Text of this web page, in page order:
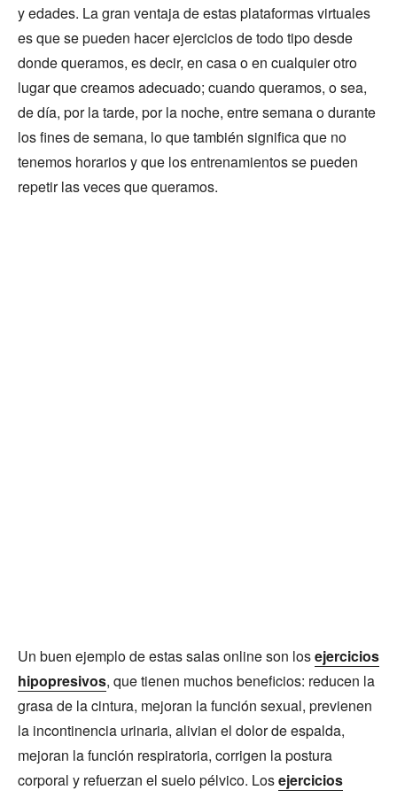
y edades. La gran ventaja de estas plataformas virtuales
es que se pueden hacer ejercicios de todo tipo desde
donde queramos, es decir, en casa o en cualquier otro
lugar que creamos adecuado; cuando queramos, o sea,
de día, por la tarde, por la noche, entre semana o durante
los fines de semana, lo que también significa que no
tenemos horarios y que los entrenamientos se pueden
repetir las veces que queramos.
Un buen ejemplo de estas salas online son losejercicios
hipopresivos, que tienen muchos beneficios: reducen la
grasa de la cintura, mejoran la función sexual, previenen
la incontinencia urinaria, alivian el dolor de espalda,
mejoran la función respiratoria, corrigen la postura
corporal y refuerzan el suelo pélvico. Losejercicios